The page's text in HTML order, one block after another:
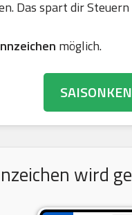
Das spart dir
möglich.
wird